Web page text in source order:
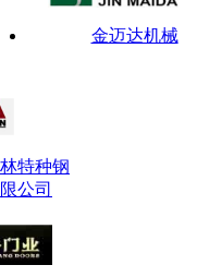
金迈达机械
林特种钢
公司